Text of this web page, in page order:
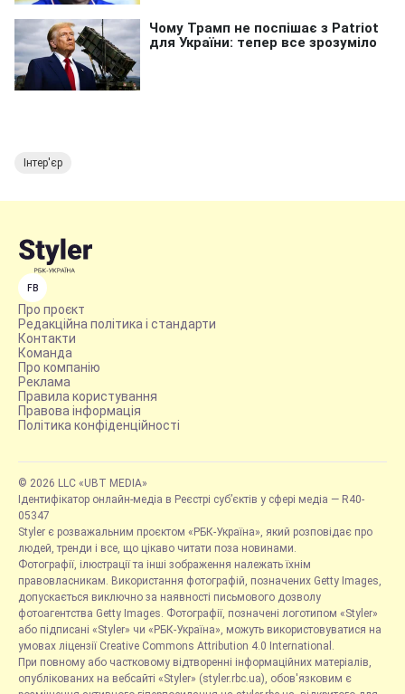
Інтер'єр
FB
Про проєкт
Редакційна політика і стандарти
Контакти
Команда
Про компанію
Реклама
Правила користування
Правова інформація
Політика конфіденційності
© 2026 LLC «UBT MEDIA»
Ідентифікатор онлайн-медіа в Реєстрі суб’єктів у сфері медіа — R40-
05347
Styler є розважальним проєктом «РБК-Україна», який розповідає про
людей, тренди і все, що цікаво читати поза новинами.
Фотографії, ілюстрації та інші зображення належать їхнім
правовласникам. Використання фотографій, позначених Getty Images,
допускається виключно за наявності письмового дозволу
фотоагентства Getty Images. Фотографії, позначені логотипом «Styler»
або підписані «Styler» чи «РБК-Україна», можуть використовуватися на
умовах ліцензії Creative Commons Attribution 4.0 International.
При повному або частковому відтворенні інформаційних матеріалів,
опублікованих на вебсайті «Styler» (styler.rbc.ua), обов'язковим є